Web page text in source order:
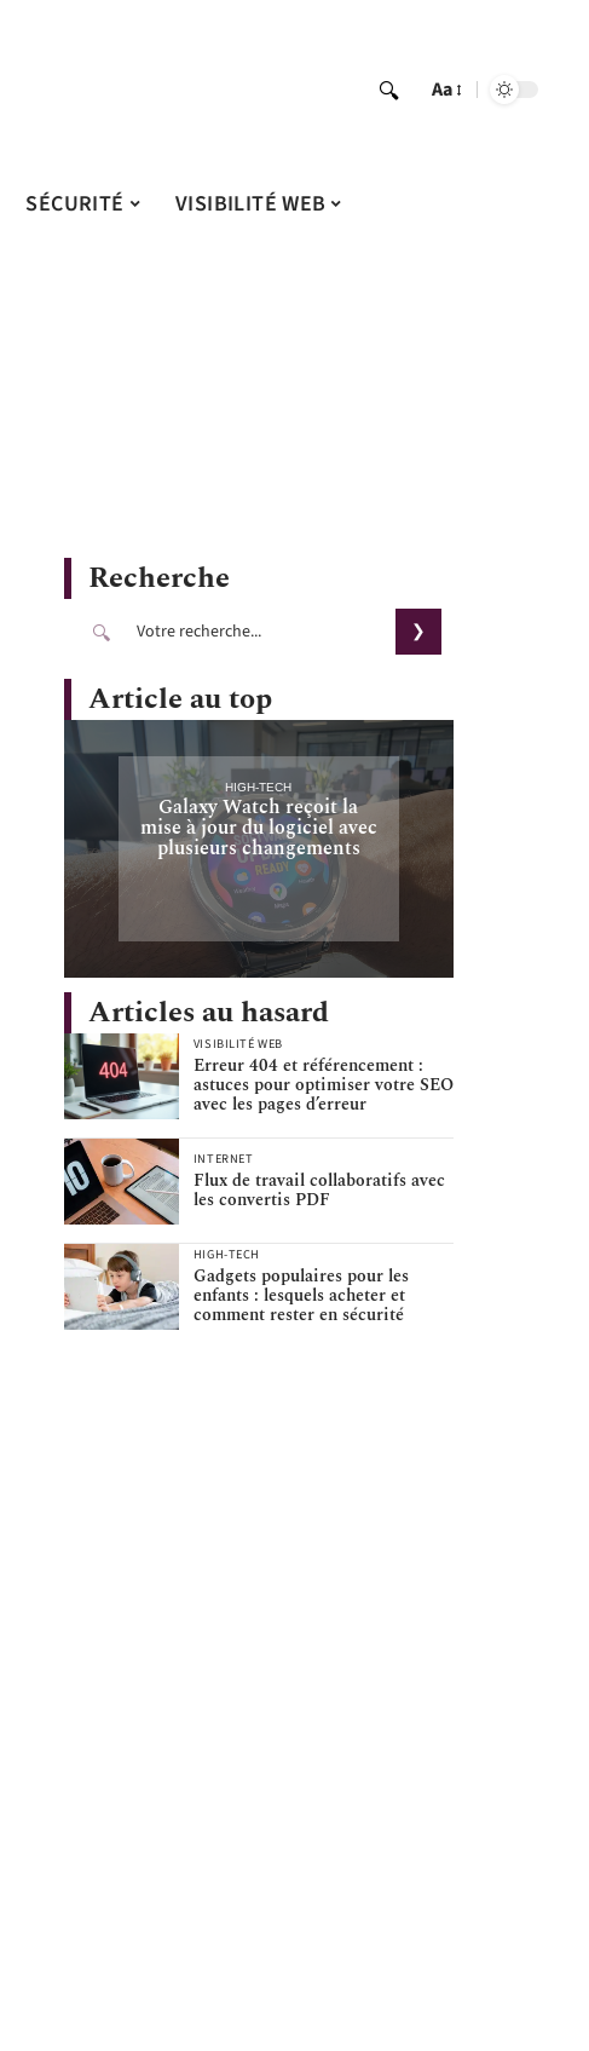
Aa
SÉCURITÉ VISIBILITÉ WEB
Recherche
Article au top
HIGH-TECH
Galaxy Watch reçoit la
mise à jour du logiciel avec
plusieurs changements
Articles au hasard
VISIBILITÉ WEB
Erreur 404 et référencement :
astuces pour optimiser votre SEO
avec les pages d’erreur
INTERNET
Flux de travail collaboratifs avec
les convertis PDF
HIGH-TECH
Gadgets populaires pour les
enfants : lesquels acheter et
comment rester en sécurité